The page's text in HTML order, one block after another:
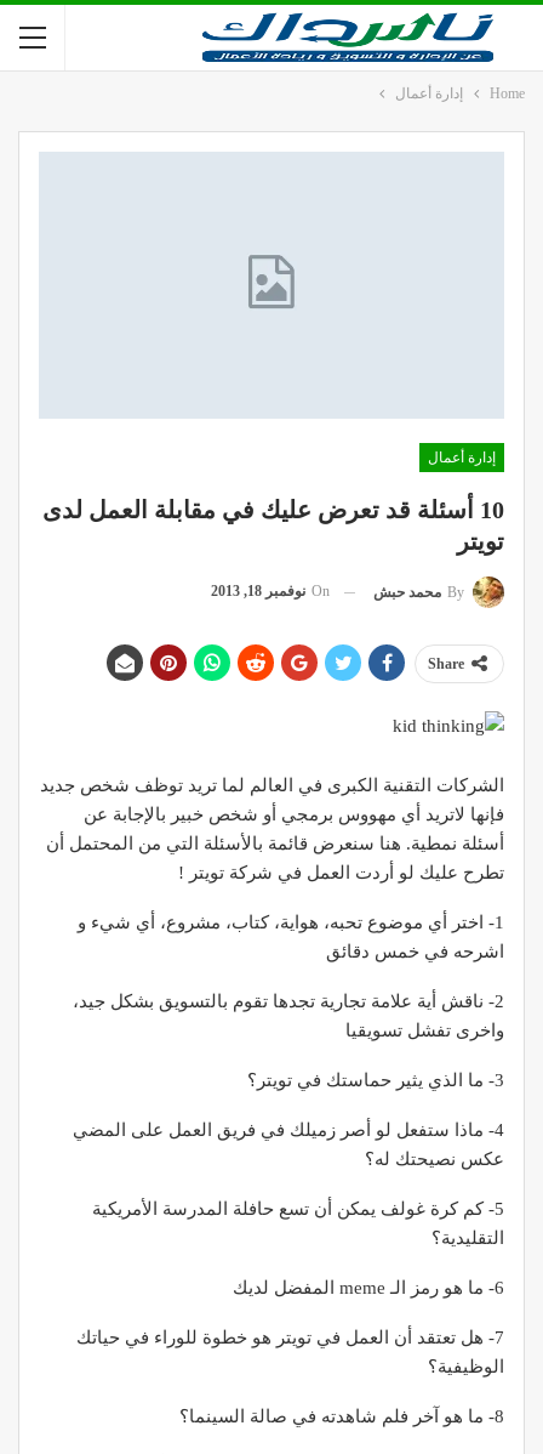
Home إدارة أعمال
إدارة أعمال
10 أسئلة قد تعرض عليك في مقابلة العمل لدى
تويتر
By محمد حبش On نوفمبر 18, 2013
Share
الشركات التقنية الكبرى في العالم لما تريد توظف شخص جديد
فإنها لاتريد أي مهووس برمجي أو شخص خبير بالإجابة عن
أسئلة نمطية. هنا سنعرض قائمة بالأسئلة التي من المحتمل أن
تطرح عليك لو أردت العمل في شركة تويتر !
1- اختر أي موضوع تحبه، هواية، كتاب، مشروع، أي شيء و
اشرحه في خمس دقائق
2- ناقش أية علامة تجارية تجدها تقوم بالتسويق بشكل جيد،
واخرى تفشل تسويقيا
3- ما الذي يثير حماستك في تويتر؟
4- ماذا ستفعل لو أصر زميلك في فريق العمل على المضي
عكس نصيحتك له؟
5- كم كرة غولف يمكن أن تسع حافلة المدرسة الأمريكية
التقليدية؟
6- ما هو رمز الـ meme المفضل لديك
7- هل تعتقد أن العمل في تويتر هو خطوة للوراء في حياتك
الوظيفية؟
8- ما هو آخر فلم شاهدته في صالة السينما؟